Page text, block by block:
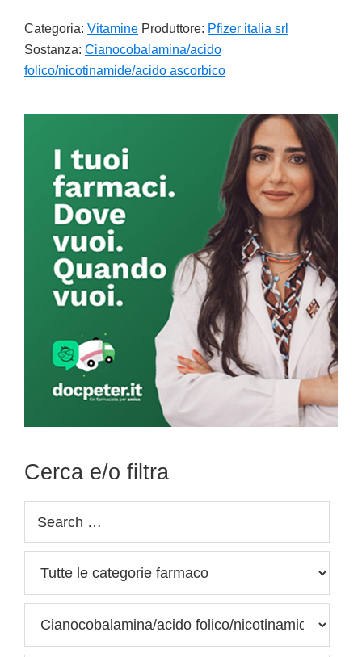
Categoria: Vitamine Produttore: Pfizer italia srl
Sostanza: Cianocobalamina/acido
folico/nicotinamide/acido ascorbico
Sidebar
Cerca e/o filtra